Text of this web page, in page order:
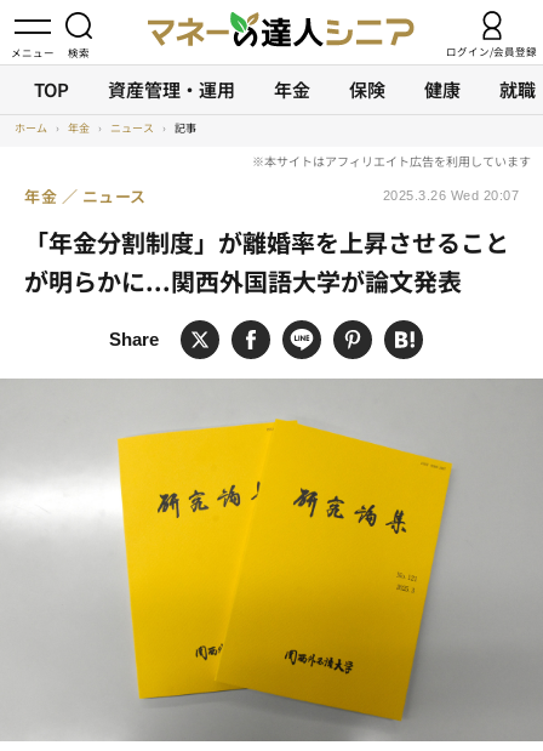
ログイン/会員登録
TOP 資産管理・運用 年金 保険 健康 就職
ホーム › 年金 › ニュース › 記事
「年金分割制度」が離婚率を上昇させること
が明らかに...関西外国語大学が論文発表
年金 ニュース 2025.3.26 Wed 20:07